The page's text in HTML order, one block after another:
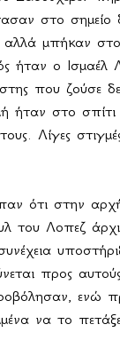
στο σημείο
αλλά μπήκαν
ήταν ο Ισμαέλ
που ζούσε
ήταν στο
Λίγες
ότι στην
του Λοπεζ
προς
ενώ
να το